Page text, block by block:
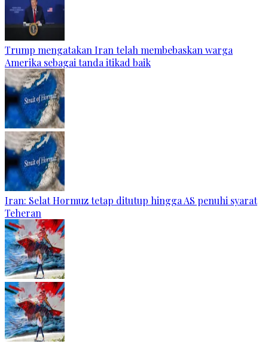
Trump mengatakan Iran telah membebaskan warga
Amerika sebagai tanda itikad baik
Iran: Selat Hormuz tetap ditutup hingga AS penuhi syarat
Teheran